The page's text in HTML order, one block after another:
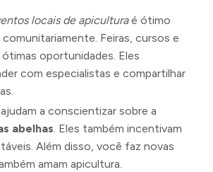
locais de apiculturaé ótimo
Feiras, cursos e
oportunidades. Eles
com especialistas e compartilhar
a conscientizar sobre a
abelhas. Eles também incentivam
Além disso, você faz novas
amam apicultura.